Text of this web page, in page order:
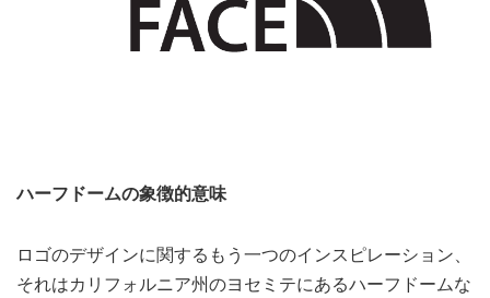
ハーフドームの象徴的意味
ロゴのデザインに関するもう一つのインスピレーション、
それはカリフォルニア州のヨセミテにあるハーフドームな